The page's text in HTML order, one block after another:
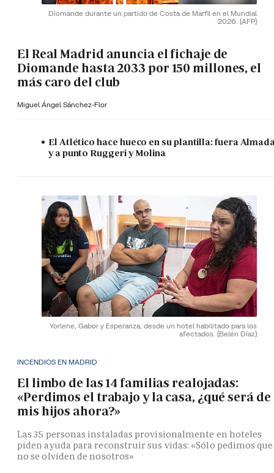
Diomande durante un partido de Costa de Marfil en el Mundial
2026. (AFP)
El Real Madrid anuncia el fichaje de
Diomande hasta 2033 por 150 millones, el
más caro del club
Miguel Ángel Sánchez-Flor
El Atlético hace hueco en su plantilla: fuera
y a punto Ruggeri y Molina
Yorlene, Gabor y Esperanza, desde un hotel habilitado para los
afectados. (Belén Díaz)
INCENDIOS EN MADRID
El limbo de las 14 familias realojadas:
«Perdimos el trabajo y la casa, ¿qué será de
mis hijos ahora?»
Las 35 personas instaladas provisionalmente en hoteles
piden ayuda para reconstruir sus vidas: «Sólo pedimos que
no se olviden de nosotros»